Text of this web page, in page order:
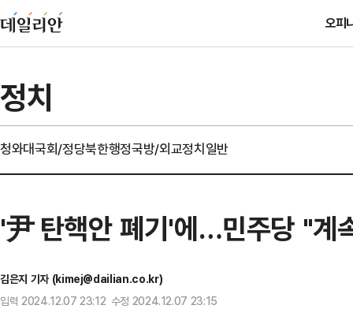
오피
정치
청와대국회/정당북한행정국방/외교정치일반
'尹 탄핵안 폐기'에…민주당 "계
김은지 기자 (kimej@dailian.co.kr)
입력 2024.12.07 23:12 수정 2024.12.07 23:15